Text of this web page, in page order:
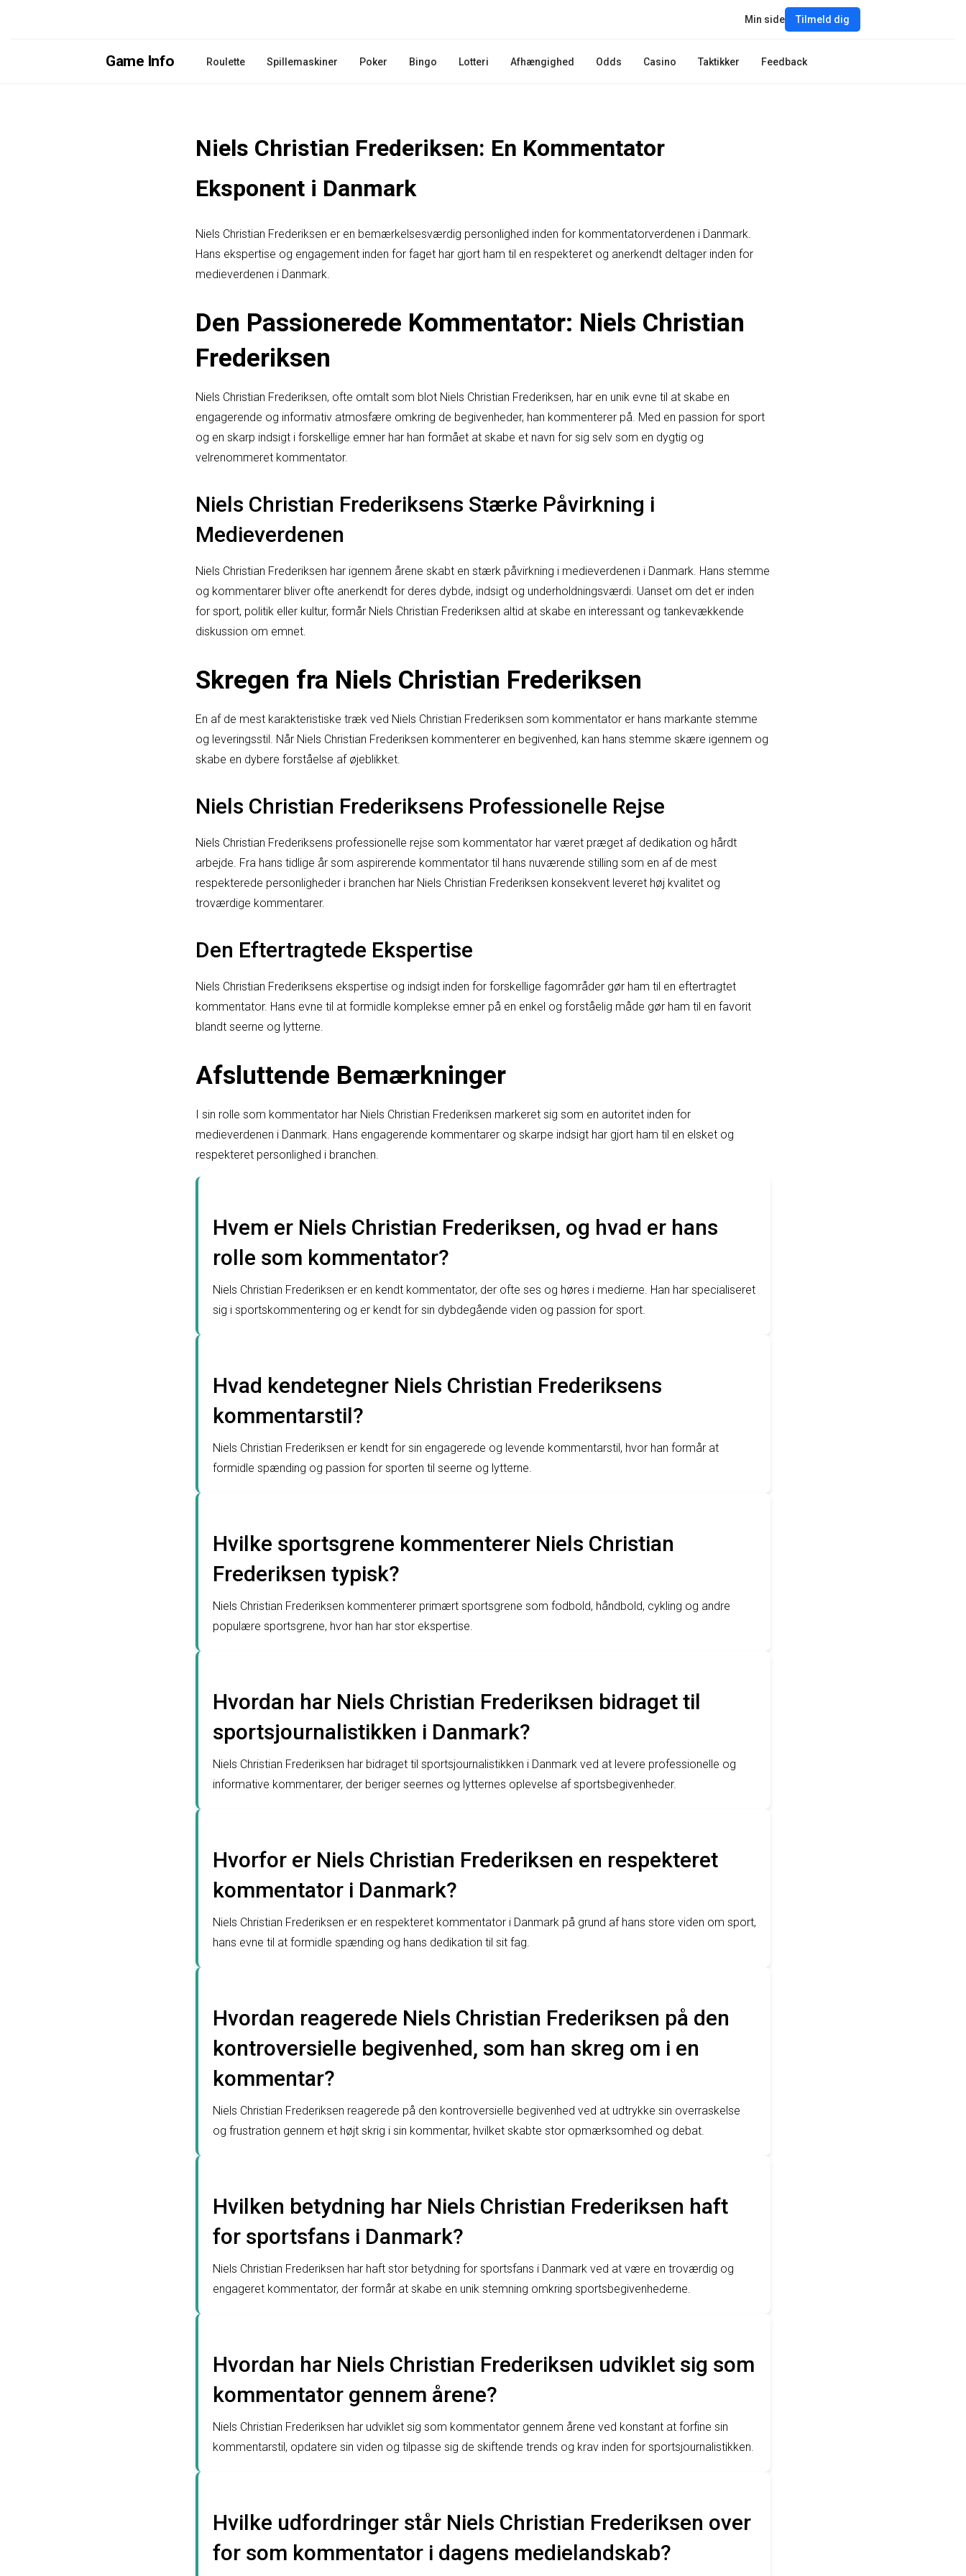
Game Info Roulette Spillemaskiner Poker Bingo Lotteri Afhængighed Odds Casino Taktikker Feedback
Min side Tilmeld dig
Niels Christian Frederiksen: En Kommentator
Eksponent i Danmark
Niels Christian Frederiksen er en bemærkelsesværdig personlighed inden for kommentatorverdenen i Danmark.
Hans ekspertise og engagement inden for faget har gjort ham til en respekteret og anerkendt deltager inden for
medieverdenen i Danmark.
Den Passionerede Kommentator: Niels Christian
Frederiksen
Niels Christian Frederiksen, ofte omtalt som blot Niels Christian Frederiksen, har en unik evne til at skabe en
engagerende og informativ atmosfære omkring de begivenheder, han kommenterer på. Med en passion for sport
og en skarp indsigt i forskellige emner har han formået at skabe et navn for sig selv som en dygtig og
velrenommeret kommentator.
Niels Christian Frederiksens Stærke Påvirkning i
Medieverdenen
Niels Christian Frederiksen har igennem årene skabt en stærk påvirkning i medieverdenen i Danmark. Hans stemme
og kommentarer bliver ofte anerkendt for deres dybde, indsigt og underholdningsværdi. Uanset om det er inden
for sport, politik eller kultur, formår Niels Christian Frederiksen altid at skabe en interessant og tankevækkende
diskussion om emnet.
Skregen fra Niels Christian Frederiksen
En af de mest karakteristiske træk ved Niels Christian Frederiksen som kommentator er hans markante stemme
og leveringsstil. Når Niels Christian Frederiksen kommenterer en begivenhed, kan hans stemme skære igennem og
skabe en dybere forståelse af øjeblikket.
Niels Christian Frederiksens Professionelle Rejse
Niels Christian Frederiksens professionelle rejse som kommentator har været præget af dedikation og hårdt
arbejde. Fra hans tidlige år som aspirerende kommentator til hans nuværende stilling som en af de mest
respekterede personligheder i branchen har Niels Christian Frederiksen konsekvent leveret høj kvalitet og
troværdige kommentarer.
Den Eftertragtede Ekspertise
Niels Christian Frederiksens ekspertise og indsigt inden for forskellige fagområder gør ham til en eftertragtet
kommentator. Hans evne til at formidle komplekse emner på en enkel og forståelig måde gør ham til en favorit
blandt seerne og lytterne.
Afsluttende Bemærkninger
I sin rolle som kommentator har Niels Christian Frederiksen markeret sig som en autoritet inden for
medieverdenen i Danmark. Hans engagerende kommentarer og skarpe indsigt har gjort ham til en elsket og
respekteret personlighed i branchen.
Hvem er Niels Christian Frederiksen, og hvad er hans
rolle som kommentator?
Niels Christian Frederiksen er en kendt kommentator, der ofte ses og høres i medierne. Han har specialiseret
sig i sportskommentering og er kendt for sin dybdegående viden og passion for sport.
Hvad kendetegner Niels Christian Frederiksens
kommentarstil?
Niels Christian Frederiksen er kendt for sin engagerede og levende kommentarstil, hvor han formår at
formidle spænding og passion for sporten til seerne og lytterne.
Hvilke sportsgrene kommenterer Niels Christian
Frederiksen typisk?
Niels Christian Frederiksen kommenterer primært sportsgrene som fodbold, håndbold, cykling og andre
populære sportsgrene, hvor han har stor ekspertise.
Hvordan har Niels Christian Frederiksen bidraget til
sportsjournalistikken i Danmark?
Niels Christian Frederiksen har bidraget til sportsjournalistikken i Danmark ved at levere professionelle og
informative kommentarer, der beriger seernes og lytternes oplevelse af sportsbegivenheder.
Hvorfor er Niels Christian Frederiksen en respekteret
kommentator i Danmark?
Niels Christian Frederiksen er en respekteret kommentator i Danmark på grund af hans store viden om sport,
hans evne til at formidle spænding og hans dedikation til sit fag.
Hvordan reagerede Niels Christian Frederiksen på den
kontroversielle begivenhed, som han skreg om i en
kommentar?
Niels Christian Frederiksen reagerede på den kontroversielle begivenhed ved at udtrykke sin overraskelse
og frustration gennem et højt skrig i sin kommentar, hvilket skabte stor opmærksomhed og debat.
Hvilken betydning har Niels Christian Frederiksen haft
for sportsfans i Danmark?
Niels Christian Frederiksen har haft stor betydning for sportsfans i Danmark ved at være en troværdig og
engageret kommentator, der formår at skabe en unik stemning omkring sportsbegivenhederne.
Hvordan har Niels Christian Frederiksen udviklet sig som
kommentator gennem årene?
Niels Christian Frederiksen har udviklet sig som kommentator gennem årene ved konstant at forfine sin
kommentarstil, opdatere sin viden og tilpasse sig de skiftende trends og krav inden for sportsjournalistikken.
Hvilke udfordringer står Niels Christian Frederiksen over
for som kommentator i dagens medielandskab?